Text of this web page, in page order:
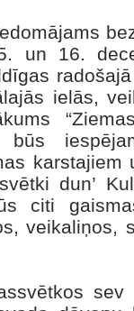
un 16.
ielās,
būs
karstajiem
dun’
citi
veikaliņos,